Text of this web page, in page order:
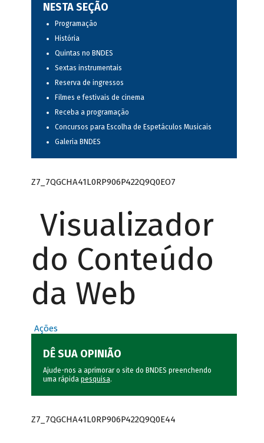
NESTA SEÇÃO
Programação
História
Quintas no BNDES
Sextas instrumentais
Reserva de ingressos
Filmes e festivais de cinema
Receba a programação
Concursos para Escolha de Espetáculos Musicais
Galeria BNDES
Z7_7QGCHA41L0RP906P422Q9Q0EO7
Visualizador
do Conteúdo
da Web
Ações
DÊ SUA OPINIÃO
Ajude-nos a aprimorar o site do BNDES preenchendo
uma rápida pesquisa.
Z7_7QGCHA41L0RP906P422Q9Q0E44